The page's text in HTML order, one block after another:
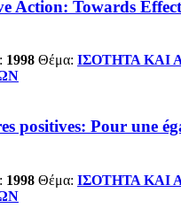
Action: Towards
1998 Θέμα: ΙΣΟΤΗΤΑ ΚΑΙ
positives: Pour une
1998 Θέμα: ΙΣΟΤΗΤΑ ΚΑΙ